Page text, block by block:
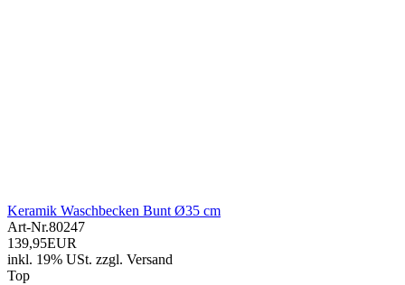
Keramik Waschbecken Bunt Ø35 cm
Art-Nr.80247
139,95EUR
inkl. 19% USt. zzgl. Versand
Top